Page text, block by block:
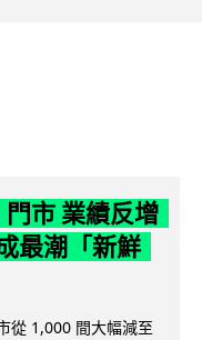
市 業績反增
最潮「新鮮
從 1,000 間大幅減至